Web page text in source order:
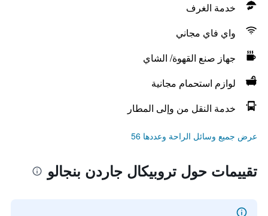
خدمة الغرف
واي فاي مجاني
جهاز صنع القهوة/ الشاي
لوازم استحمام مجانية
خدمة النقل من وإلى المطار
عرض جميع وسائل الراحة وعددها 56
تقييمات حول تروبيكال جاردن بنجالو